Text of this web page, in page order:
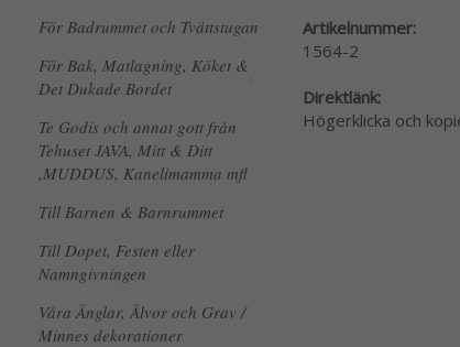
För Badrummet och Tvättstugan
För Bak, Matlagning, Köket &
Det Dukade Bordet
Te Godis och annat gott från
Tehuset JAVA, Mitt & Ditt
,MUDDUS, Kanelimamma mfl
Till Barnen & Barnrummet
Till Dopet, Festen eller
Namngivningen
Våra Änglar, Älvor och Grav /
Minnes dekorationer
Artikelnummer:
1564-2
Direktlänk:
Högerklicka och